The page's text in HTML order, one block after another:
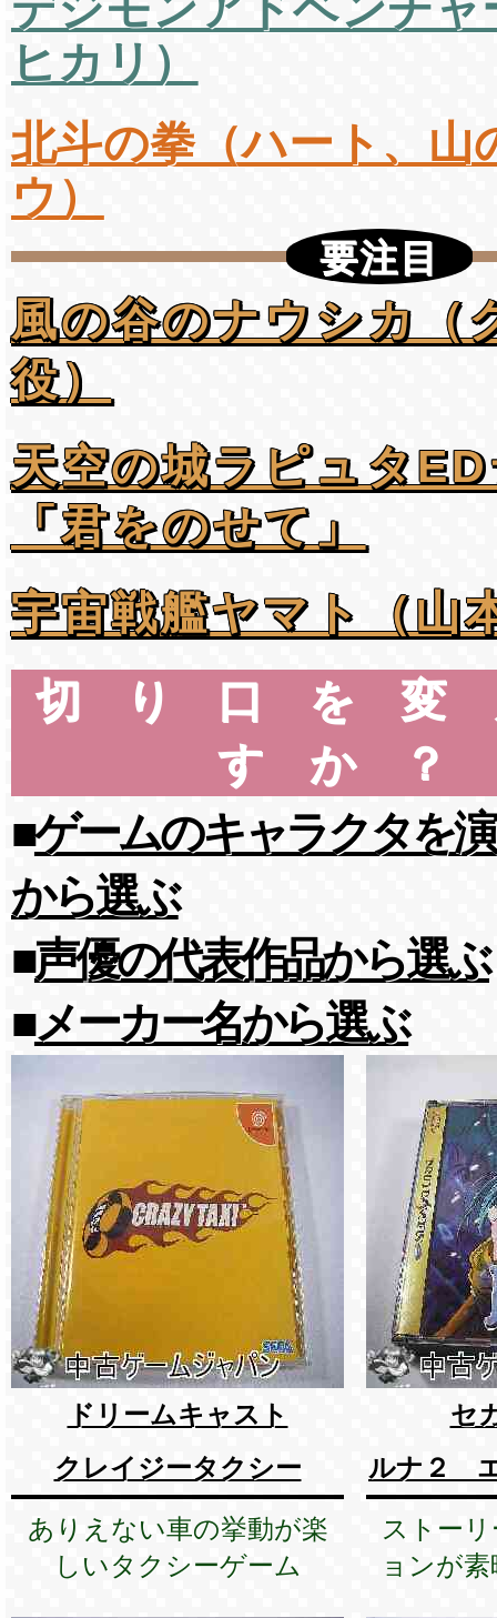
ヒカリ）
北斗の拳（ハート、山
ウ）
要注目
風の谷のナウシカ（
役）
天空の城ラピュタ
「君をのせて」
宇宙戦艦ヤマト（山
切り口を
すか？
■ゲームのキャラクタを
から選ぶ
■声優の代表作品から選ぶ
■メーカー名から選ぶ
ドリームキャスト
クレイジータクシー
ありえない車の挙動が楽
しいタクシーゲーム
セ
ルナ２
ストー
ョンが